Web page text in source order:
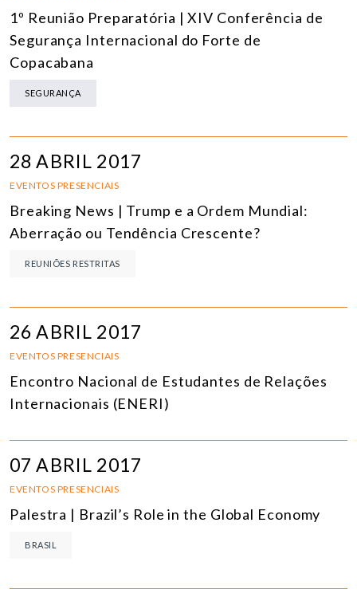
1º Reunião Preparatória | XIV Conferência de
Segurança Internacional do Forte de
Copacabana
SEGURANÇA
28 ABRIL 2017
EVENTOS PRESENCIAIS
Breaking News | Trump e a Ordem Mundial:
Aberração ou Tendência Crescente?
REUNIÕES RESTRITAS
26 ABRIL 2017
EVENTOS PRESENCIAIS
Encontro Nacional de Estudantes de Relações
Internacionais (ENERI)
07 ABRIL 2017
EVENTOS PRESENCIAIS
Palestra | Brazil’s Role in the Global Economy
BRASIL